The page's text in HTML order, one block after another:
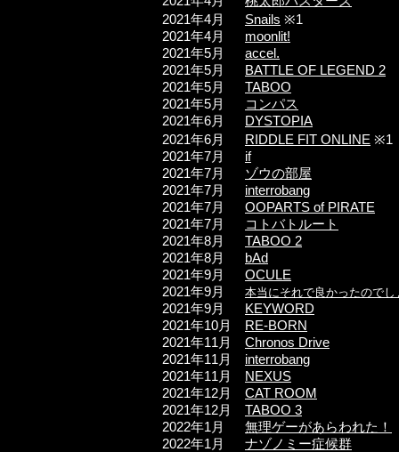
2021年4月 Snails ※1
2021年4月 moonlit!
2021年5月 accel.
2021年5月 BATTLE OF LEGEND 2
2021年5月 TABOO
2021年5月
コンパス
2021年6月 DYSTOPIA
2021年6月 RIDDLE FIT ONLINE ※1
2021年7月 if
2021年7月 ゾウの部屋
2021年7月 interrobang
2021年7月 OOPARTS of PIRATE
2021年7月
コトバトルート
2021年8月 TABOO 2
2021年8月 bAd
2021年9月 OCULE
2021年9月 本当にそれで良かったのでし
2021年9月 KEYWORD
2021年10月 RE-BORN
2021年11 月 Chronos Drive
2021年11 月 interrobang
2021年11 月 NEXUS
2021年12月 CAT ROOM
2021年12月 TABOO 3
2022年1 月 無理ゲーがあらわれた！
2022年1 月 ナゾノミー症候群